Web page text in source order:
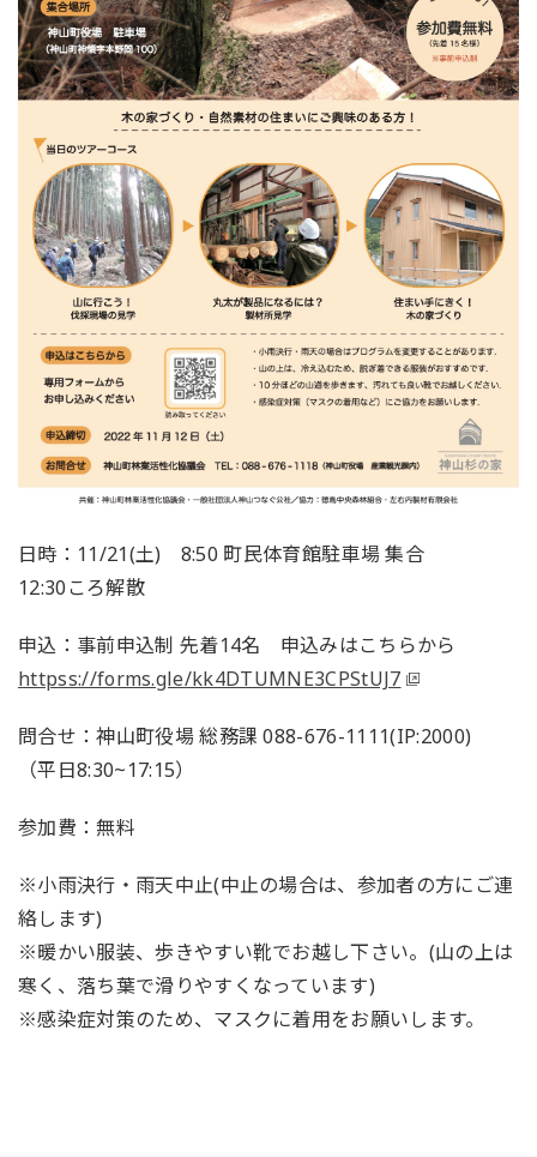
日時：11/21(土) 8:50 町民体育館駐車場 集合
12:30ころ解散
申込：事前申込制 先着14名 申込みはこちらから
httpss://forms.gle/kk4DTUMNE3CPStUJ7
問合せ：神山町役場 総務課 088-676-1111(IP:2000)
（平日8:30~17:15）
参加費：無料
※小雨決行・雨天中止(中止の場合は、参加者の方にご連
絡します)
※暖かい服装、歩きやすい靴でお越し下さい。(山の上は
寒く、落ち葉で滑りやすくなっています)
※感染症対策のため、マスクに着用をお願いします。